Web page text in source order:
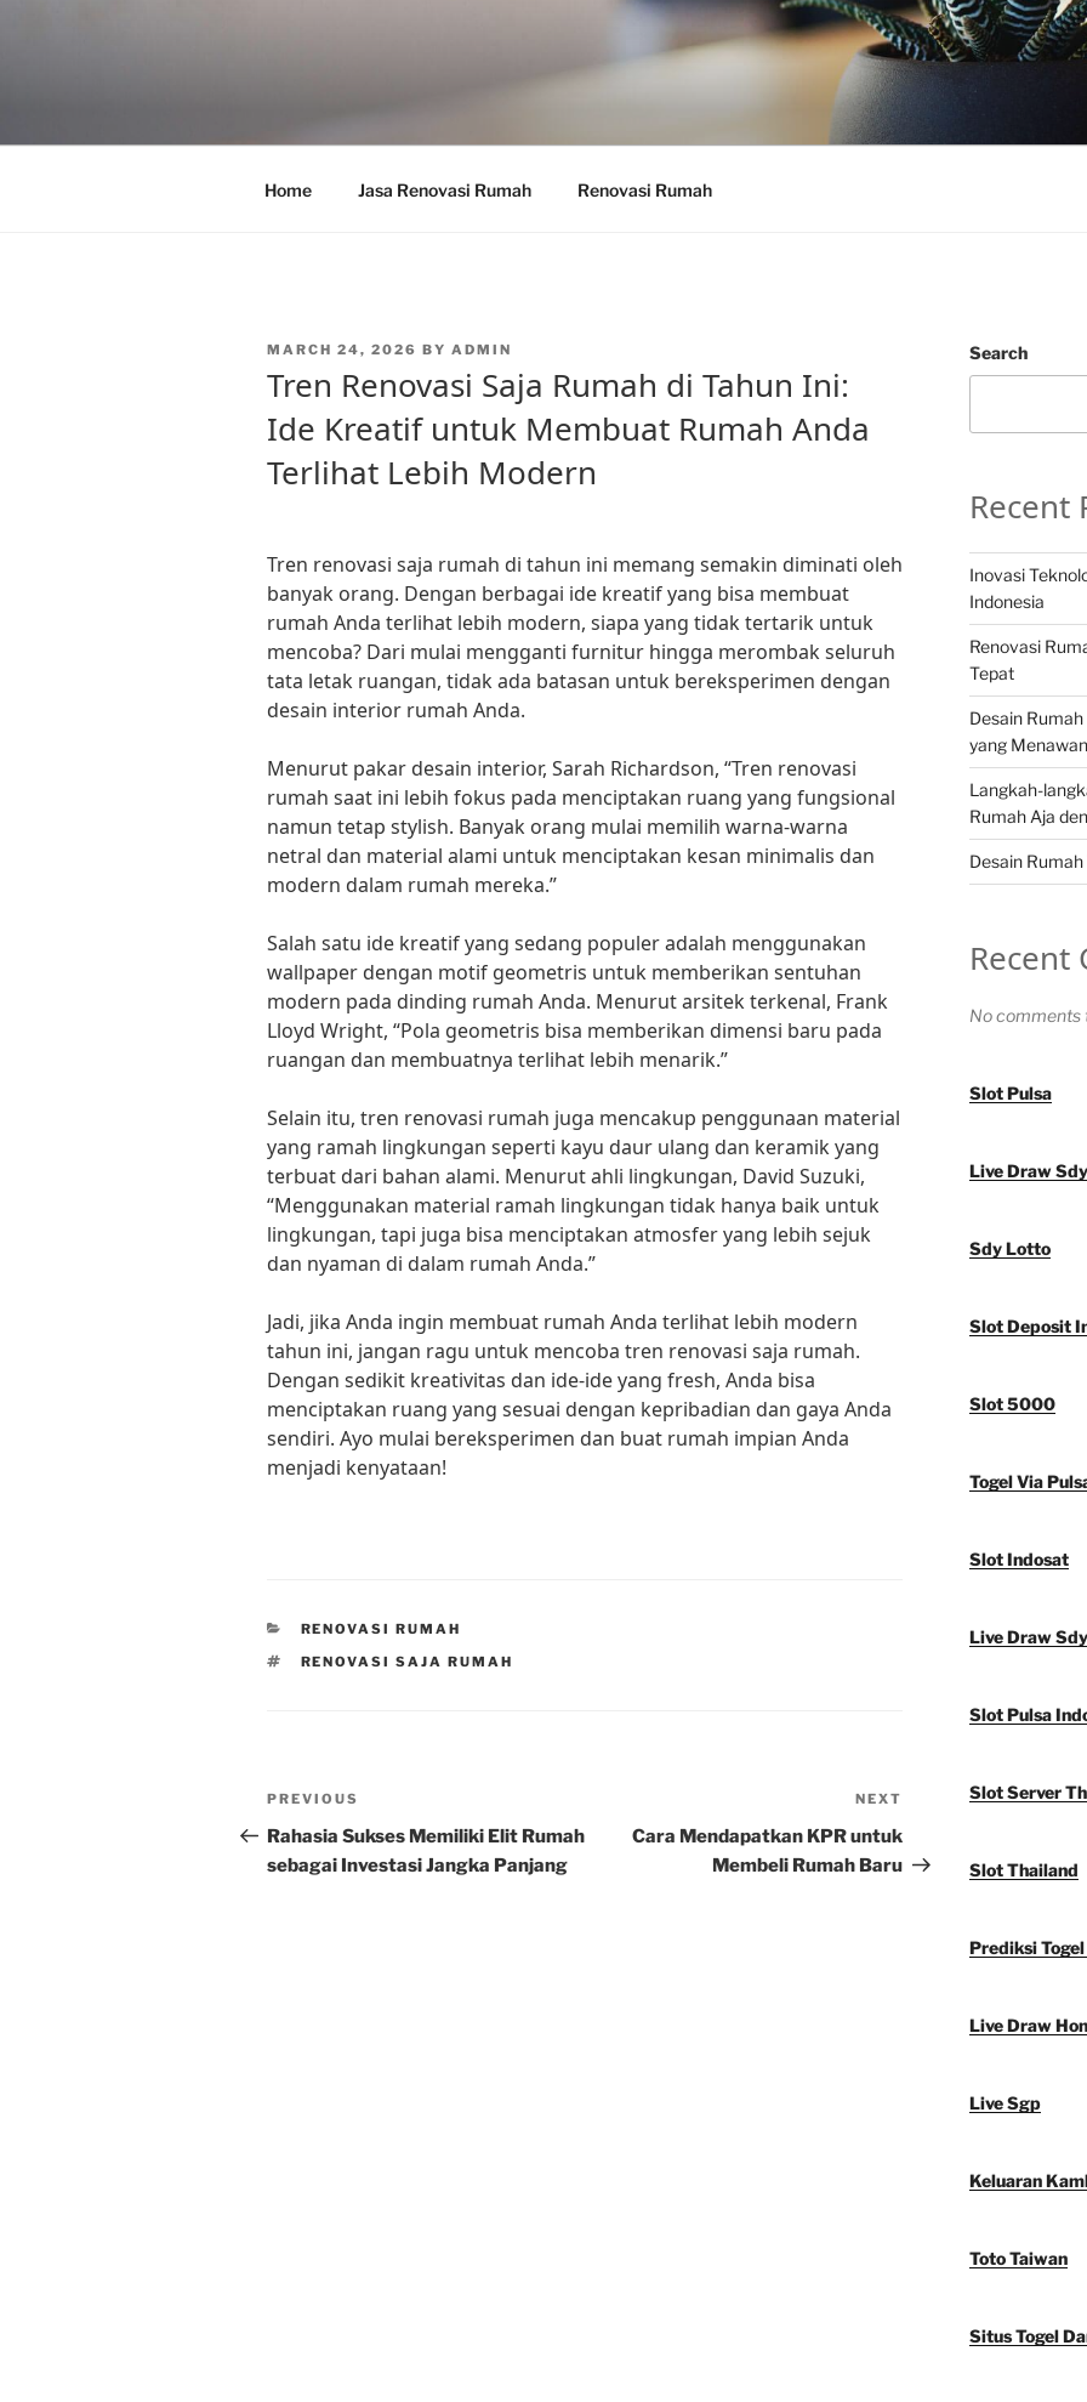
Home Jasa Renovasi Rumah Renovasi Rumah
POSTED
MARCH 24, 2026 BY ADMIN
Tren Renovasi Saja Rumah di Tahun Ini:
Ide Kreatif untuk Membuat Rumah Anda
Terlihat Lebih Modern
Tren renovasi saja rumah di tahun ini memang semakin diminati oleh
banyak orang. Dengan berbagai ide kreatif yang bisa membuat
rumah Anda terlihat lebih modern, siapa yang tidak tertarik untuk
mencoba? Dari mulai mengganti furnitur hingga merombak seluruh
tata letak ruangan, tidak ada batasan untuk bereksperimen dengan
desain interior rumah Anda.
Menurut pakar desain interior, Sarah Richardson, “Tren renovasi
rumah saat ini lebih fokus pada menciptakan ruang yang fungsional
namun tetap stylish. Banyak orang mulai memilih warna-warna
netral dan material alami untuk menciptakan kesan minimalis dan
modern dalam rumah mereka.”
Salah satu ide kreatif yang sedang populer adalah menggunakan
wallpaper dengan motif geometris untuk memberikan sentuhan
modern pada dinding rumah Anda. Menurut arsitek terkenal, Frank
Lloyd Wright, “Pola geometris bisa memberikan dimensi baru pada
ruangan dan membuatnya terlihat lebih menarik.”
Selain itu, tren renovasi rumah juga mencakup penggunaan material
yang ramah lingkungan seperti kayu daur ulang dan keramik yang
terbuat dari bahan alami. Menurut ahli lingkungan, David Suzuki,
“Menggunakan material ramah lingkungan tidak hanya baik untuk
lingkungan, tapi juga bisa menciptakan atmosfer yang lebih sejuk
dan nyaman di dalam rumah Anda.”
Jadi, jika Anda ingin membuat rumah Anda terlihat lebih modern
tahun ini, jangan ragu untuk mencoba tren renovasi saja rumah.
Dengan sedikit kreativitas dan ide-ide yang fresh, Anda bisa
menciptakan ruang yang sesuai dengan kepribadian dan gaya Anda
sendiri. Ayo mulai bereksperimen dan buat rumah impian Anda
menjadi kenyataan!
CATEGORIES
RENOVASI RUMAH
TAGS
RENOVASI SAJA RUMAH
Post
navigation
Previous
Post
PREVIOUS
Rahasia Sukses Memiliki Elit Rumah
sebagai Investasi Jangka Panjang
Post
NEXT
Cara Mendapatkan KPR untuk
Membeli Rumah Baru
Search
Recent
Inovasi
Indonesia
Renovasi
Tepat
Desain
yang Menawan
Langkah-
Rumah Aja
Desain
Recent
No comments
Slot Pulsa
Live Draw Sdy
Sdy Lotto
Slot Deposit
Slot 5000
Togel Via
Slot Indosat
Live Draw Sdy
Slot Pulsa
Slot Server
Slot Thailand
Prediksi
Live Draw
Live Sgp
Keluaran
Toto Taiwan
Situs Togel